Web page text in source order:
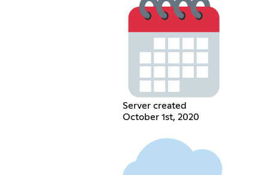
Server created
October 1st, 2020